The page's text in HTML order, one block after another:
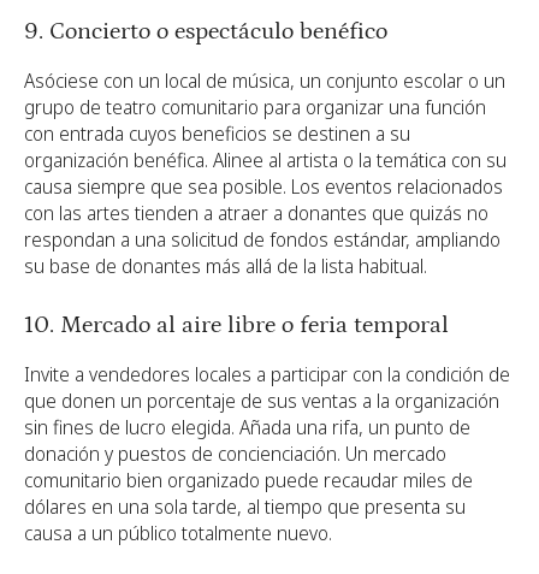
9. Concierto o espectáculo benéfico
Asóciese con un local de música, un conjunto escolar o un
grupo de teatro comunitario para organizar una función
con entrada cuyos beneficios se destinen a su
organización benéfica. Alinee al artista o la temática con su
causa siempre que sea posible. Los eventos relacionados
con las artes tienden a atraer a donantes que quizás no
respondan a una solicitud de fondos estándar, ampliando
su base de donantes más allá de la lista habitual.
10. Mercado al aire libre o feria temporal
Invite a vendedores locales a participar con la condición de
que donen un porcentaje de sus ventas a la organización
sin fines de lucro elegida. Añada una rifa, un punto de
donación y puestos de concienciación. Un mercado
comunitario bien organizado puede recaudar miles de
dólares en una sola tarde, al tiempo que presenta su
causa a un público totalmente nuevo.